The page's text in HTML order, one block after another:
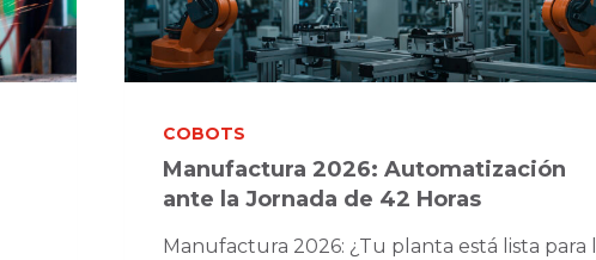
COBOTS
Manufactura 2026: Automatización
ante la Jornada de 42 Horas
Manufactura 2026: ¿Tu planta está lista para